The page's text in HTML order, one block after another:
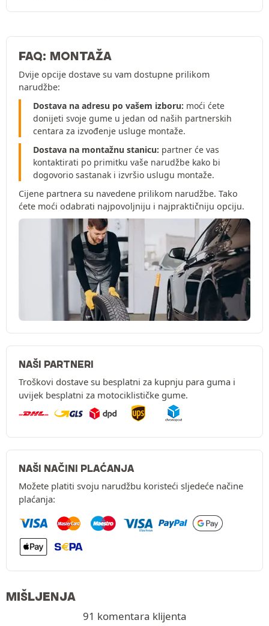
FAQ: MONTAŽA
Dvije opcije dostave su vam dostupne prilikom
narudžbe:
Dostava na adresu po vašem izboru: moći ćete
donijeti svoje gume u jedan od naših partnerskih
centara za izvođenje usluge montaže.
Dostava na montažnu stanicu: partner će vas
kontaktirati po primitku vaše narudžbe kako bi
dogovorio sastanak i izvršio uslugu montaže.
Cijene partnera su navedene prilikom narudžbe. Tako
ćete moći odabrati najpovoljniju i najpraktičniju opciju.
NAŠI PARTNERI
Troškovi dostave su besplatni za kupnju para guma i
uvijek besplatni za motociklističke gume.
NAŠI NAČINI PLAĆANJA
Možete platiti svoju narudžbu koristeći sljedeće načine
plaćanja:
MIŠLJENJA
91 komentara klijenta